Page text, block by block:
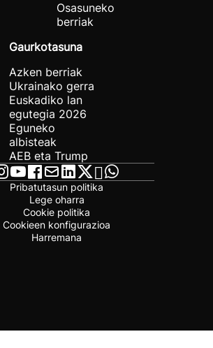
Osasuneko
berriak
Gaurkotasuna
Azken berriak
Ukrainako gerra
Euskadiko lan
egutegia 2026
Eguneko
albisteak
AEB eta Trump
Pribatutasun politika
Lege oharra
Cookie politika
Cookieen konfigurazioa
Harremana